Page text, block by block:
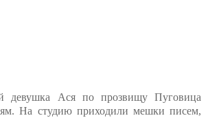
девушка Ася по прозвищу Пуговица
На студию приходили мешки писем,